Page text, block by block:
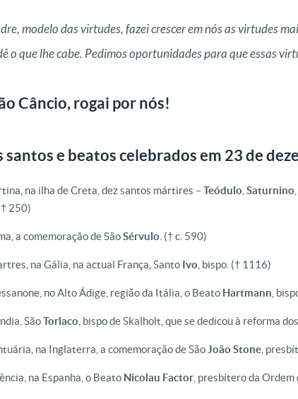
modelo das virtudes, fazei crescer em nós as virtudes
o que lhe cabe. Pedimos oportunidades para que essas
Câncio, rogai por nós!
e beatos celebrados em 23 de
na ilha de Creta, dez santos mártires –Teódulo Saturnino
250)
a comemoração de SãoSérvulo († c. 590)
na Gália, na actual França, Santo Ivo , bispo. († 1116)
no Alto Ádige, região da Itália, o Beato Hartmann ,
SãoTorlaco , bispo de Skalholt, que se dedicou à reforma
na Inglaterra, a comemoração de São João Stone,
na Espanha, o Beato Nicolau Factor, presbítero da Ordem